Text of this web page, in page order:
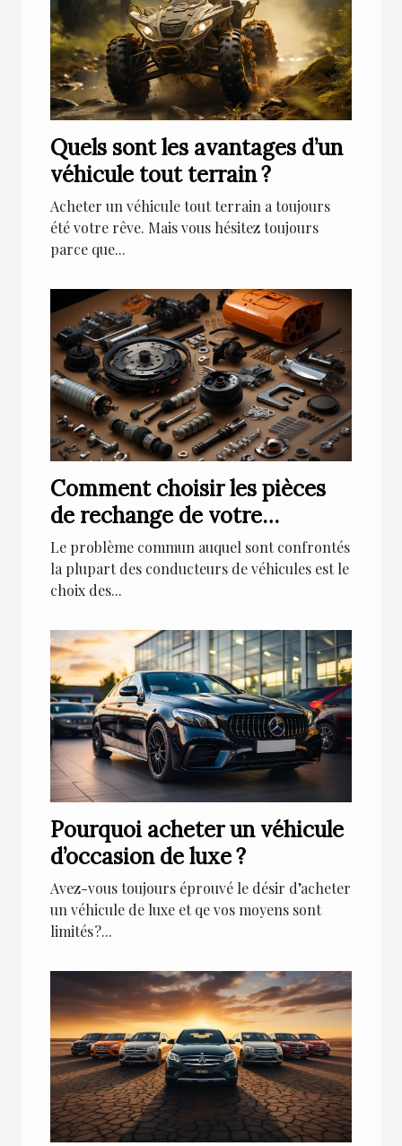
Quels sont les avantages d’un
véhicule tout terrain ?
Acheter un véhicule tout terrain a toujours
été votre rêve. Mais vous hésitez toujours
parce que...
Comment choisir les pièces
de rechange de votre
véhicule ?
Le problème commun auquel sont confrontés
la plupart des conducteurs de véhicules est le
choix des...
Pourquoi acheter un véhicule
d’occasion de luxe ?
Avez-vous toujours éprouvé le désir d’acheter
un véhicule de luxe et qe vos moyens sont
limités ?...